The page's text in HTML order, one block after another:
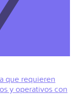
que requieren
y operativos con